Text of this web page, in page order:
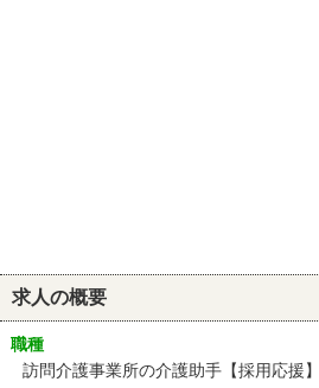
求人の概要
職種
訪問介護事業所の介護助手【採用応援